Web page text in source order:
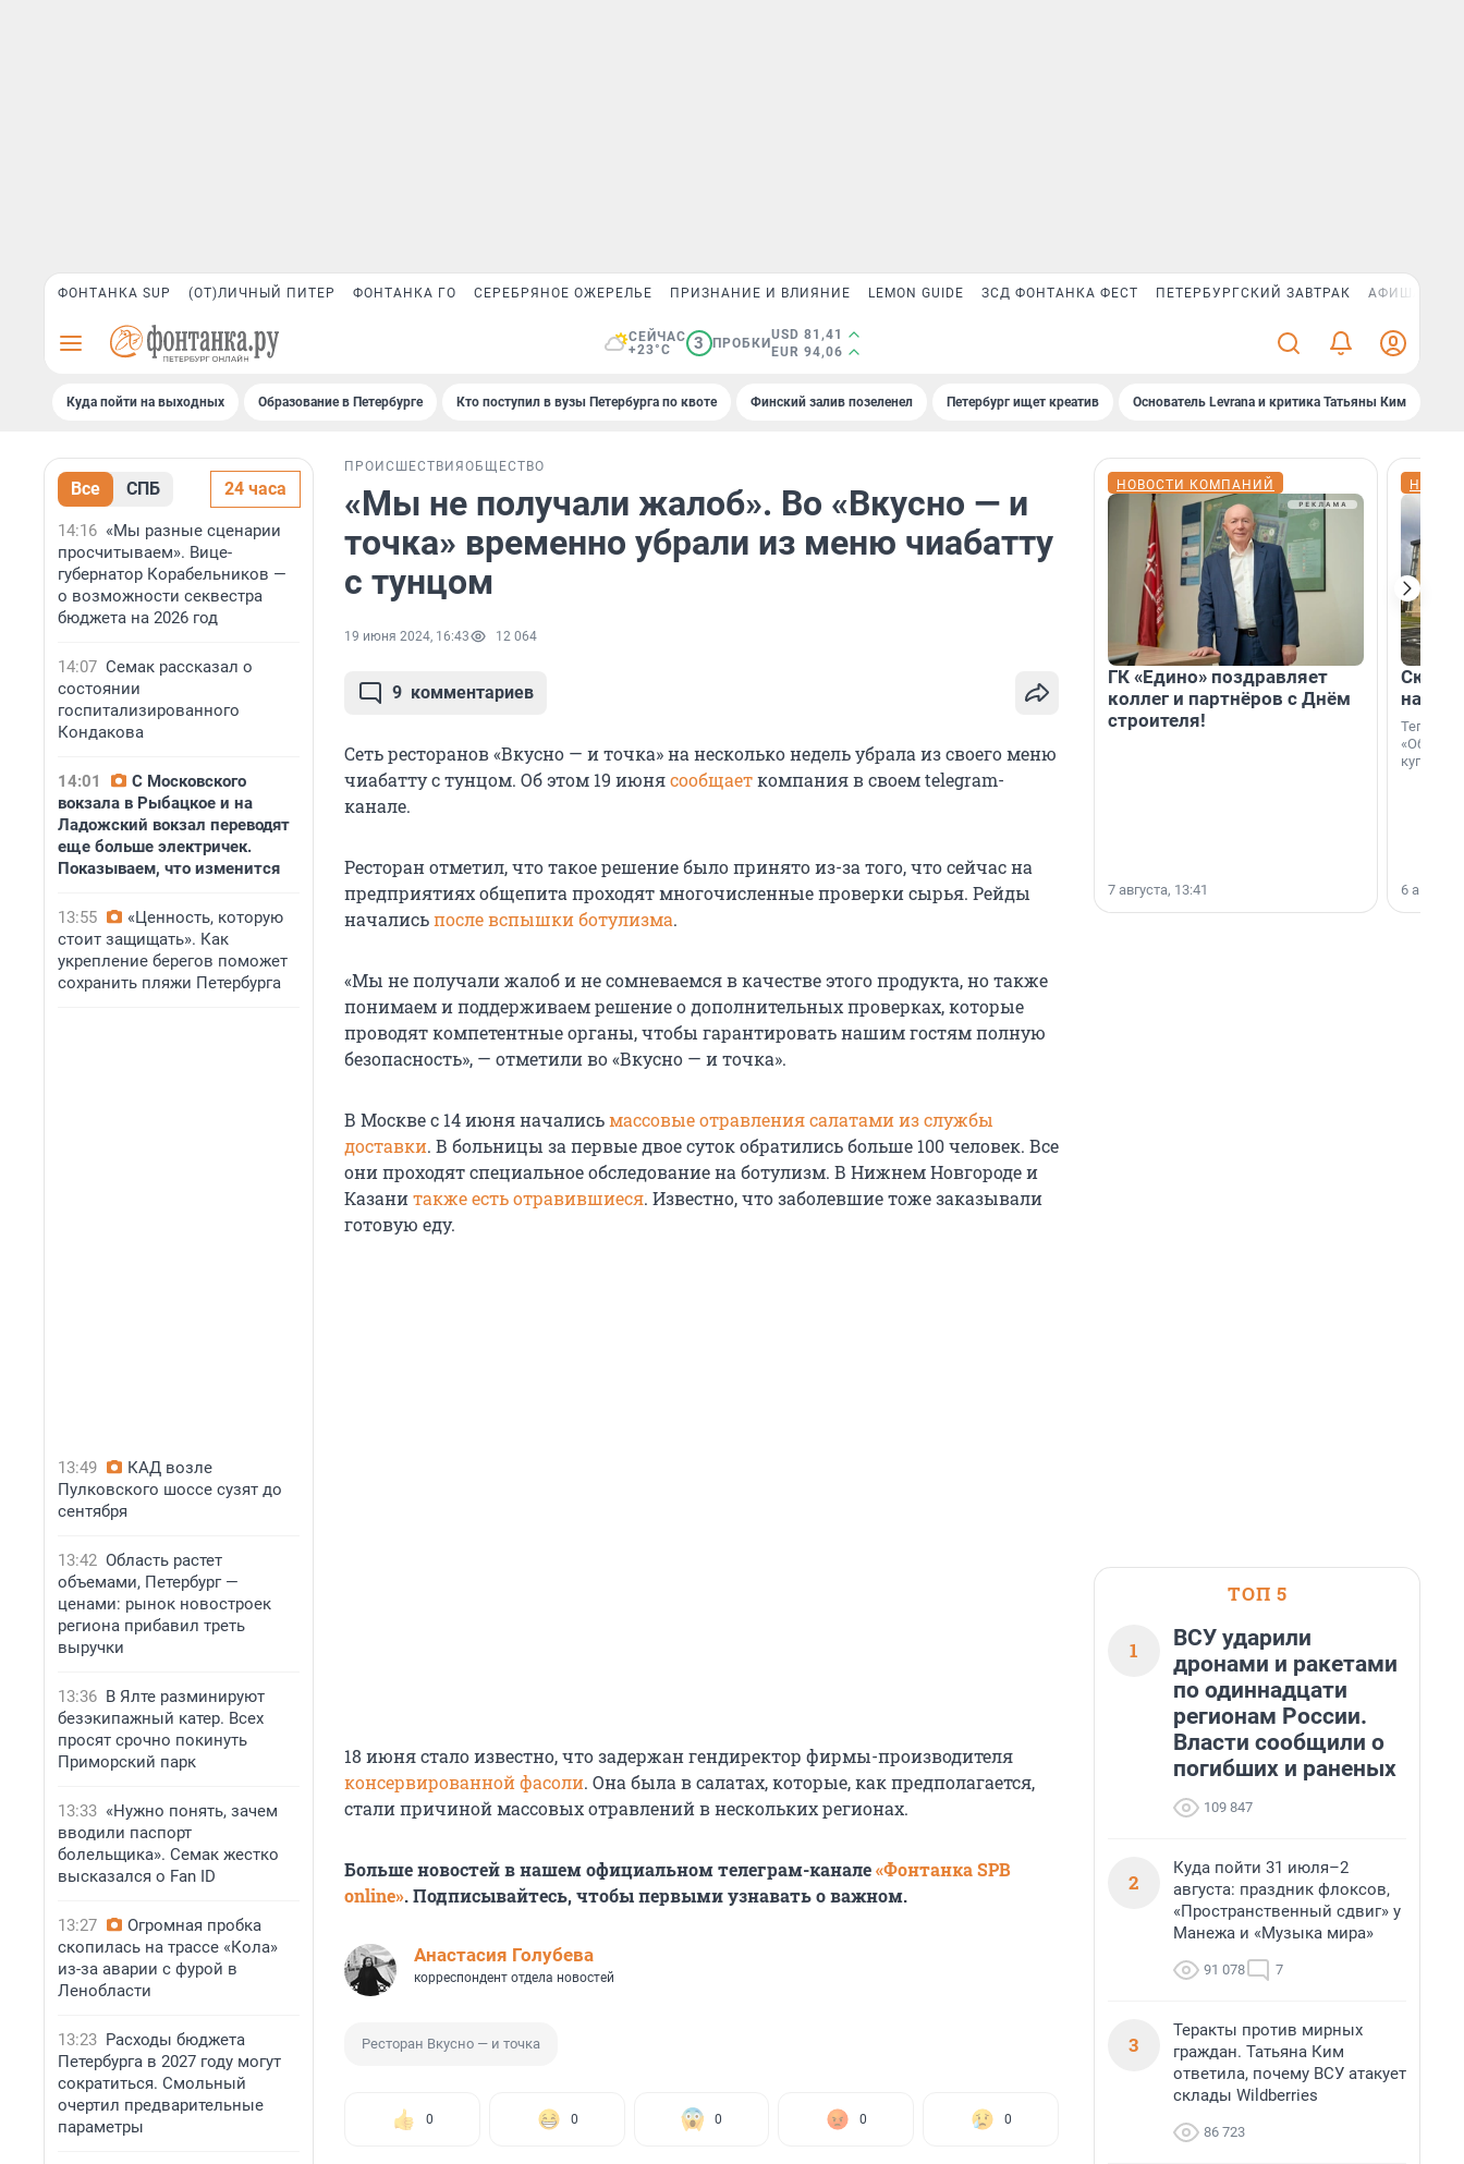
ФОНТАНКА SUP (ОТ)ЛИЧНЫЙ ПИТЕР ФОНТАНКА ГО СЕРЕБРЯНОЕ ОЖЕРЕЛЬЕ ПРИЗНАНИЕ И ВЛИЯНИЕ LEMON GUIDE ЗСД ФОНТАНКА ФЕСТ ПЕТЕРБУРГСКИЙ ЗАВТРАК АФИША PLUS
СЕЙЧАС
+23°C
3 ПРОБКИ
USD 81,41
EUR 94,06
Куда пойти на выходных Образование в Петербурге Кто поступил в вузы Петербурга по квоте Финский залив позеленел Петербург ищет креатив Основатель Levrana и критика Татьяны Ким
Все СПБ 24 часа
14:16 «Мы разные сценарии
просчитываем». Вице-
губернатор Корабельников —
о возможности секвестра
бюджета на 2026 год
14:07 Семак рассказал о
состоянии
госпитализированного
Кондакова
14:01
С Московского
вокзала в Рыбацкое и на
Ладожский вокзал переводят
еще больше электричек.
Показываем, что изменится
13:55
«Ценность, которую
стоит защищать». Как
укрепление берегов поможет
сохранить пляжи Петербурга
13:49
КАД возле
Пулковского шоссе сузят до
сентября
13:42 Область растет
объемами, Петербург —
ценами: рынок новостроек
региона прибавил треть
выручки
13:36 В Ялте разминируют
безэкипажный катер. Всех
просят срочно покинуть
Приморский парк
13:33 «Нужно понять, зачем
вводили паспорт
болельщика». Семак жестко
высказался о Fan ID
13:27
Огромная пробка
скопилась на трассе «Кола»
из-за аварии с фурой в
Ленобласти
13:23 Расходы бюджета
Петербурга в 2027 году могут
сократиться. Смольный
очертил предварительные
параметры
ПРОИСШЕСТВИЯ ОБЩЕСТВО
«Мы не получали жалоб». Во «Вкусно — и
точка» временно убрали из меню чиабатту
с тунцом
19 июня 2024, 16:43 12 064
9 комментариев
Сеть ресторанов «Вкусно — и точка» на несколько недель убрала из своего меню
чиабатту с тунцом. Об этом 19 июнясообщаеткомпания в своем telegram-
канале.
Ресторан отметил, что такое решение было принято из-за того, что сейчас на
предприятиях общепита проходят многочисленные проверки сырья. Рейды
началисьпосле вспышки ботулизма.
«Мы не получали жалоб и не сомневаемся в качестве этого продукта, но также
понимаем и поддерживаем решение о дополнительных проверках, которые
проводят компетентные органы, чтобы гарантировать нашим гостям полную
безопасность», — отметили во «Вкусно — и точка».
В Москве с 14 июня началисьмассовые отравления салатами из службы
доставки. В больницы за первые двое суток обратились больше 100 человек. Все
они проходят специальное обследование на ботулизм. В Нижнем Новгороде и
Казанитакже есть отравившиеся. Известно, что заболевшие тоже заказывали
готовую еду.
18 июня стало известно, что задержан гендиректор фирмы-производителя
консервированной фасоли. Она была в салатах, которые, как предполагается,
стали причиной массовых отравлений в нескольких регионах.
Больше новостей в нашем официальном телеграм-канале«Фонтанка SPB
online». Подписывайтесь, чтобы первыми узнавать о важном.
Анастасия Голубева
корреспондент отдела новостей
Ресторан Вкусно — и точка
0 0 0 0 0
НОВОСТИ КОМПАНИЙ
ГК «Едино» поздравляет
коллег и партнёров с Днём
строителя!
7 августа, 13:41
на
Теперь
купить
6
ТОП 5
1
ВСУ ударили
дронами и ракетами
по одиннадцати
регионам России.
Власти сообщили о
погибших и раненых
109 847
2
Куда пойти 31 июля–2
августа: праздник флоксов,
«Пространственный сдвиг» у
Манежа и «Музыка мира»
91 078 7
3
Теракты против мирных
граждан. Татьяна Ким
ответила, почему ВСУ атакует
склады Wildberries
86 723